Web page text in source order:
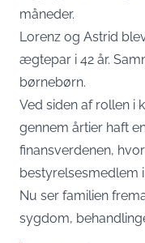
måneder.
Lorenz og Astrid
ægtepar i 42 år.
børnebørn.
Ved siden af rollen i
gennem årtier haft
finansverdenen,
bestyrelsesmedlem
Nu ser familien
sygdom,